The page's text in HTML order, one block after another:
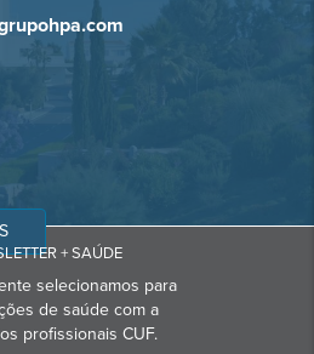
+ SAÚDE
selecionamos para
de saúde com a
profissionais CUF.